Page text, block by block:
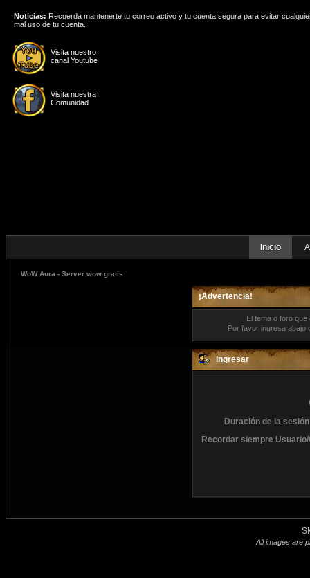
Visita nuestro
canal Youtube
Visita nuestra
Comunidad
Noticias: Recuerda mantenerte tu correo activo y tu cuenta segura para evitar
mal uso de tu cuenta.
Inicio
WoW Aura - Server wow gratis
¡Advertencia!
El tema o foro
Por favor ingresa abajo
Ingresar
Duración de la
Recordar siempre
All images are